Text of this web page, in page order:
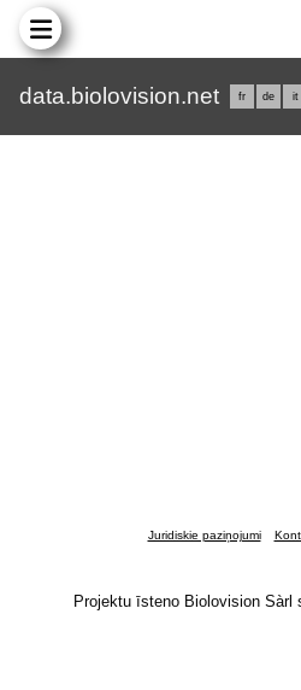
data.biolovision.net fr de it
Juridiskie paziņojumi
Projektu īsteno Biolovision Sàrl